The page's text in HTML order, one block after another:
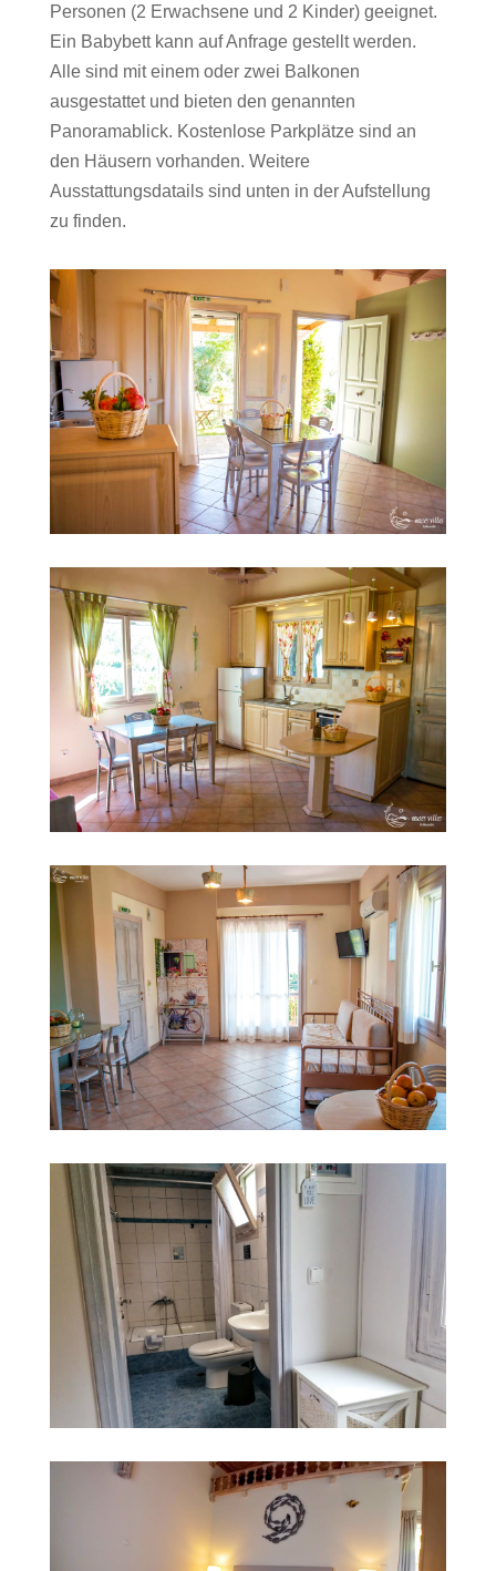
Personen (2 Erwachsene und 2 Kinder) geeignet.
Ein Babybett kann auf Anfrage gestellt werden.
Alle sind mit einem oder zwei Balkonen
ausgestattet und bieten den genannten
Panoramablick. Kostenlose Parkplätze sind an
den Häusern vorhanden. Weitere
Ausstattungsdatails sind unten in der Aufstellung
zu finden.